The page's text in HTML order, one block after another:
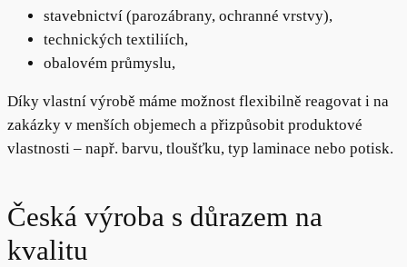
stavebnictví (parozábrany, ochranné vrstvy),
technických textiliích,
obalovém průmyslu,
Díky vlastní výrobě máme možnost flexibilně reagovat i na
zakázky v menších objemech a přizpůsobit produktové
vlastnosti – např. barvu, tloušťku, typ laminace nebo potisk.
Česká výroba s důrazem na
kvalitu